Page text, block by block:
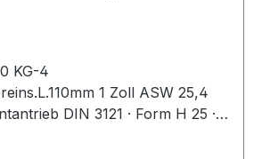
KG-4
1 Zoll ASW 25,4
DIN 3121 · Form H 25 ·